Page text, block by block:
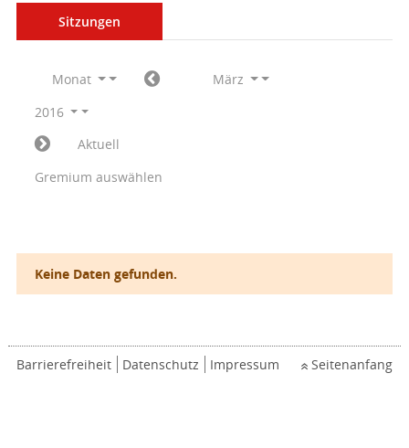
Sitzungen
Monat
März
2016
Aktuell
Gremium auswählen
Keine Daten gefunden.
Barrierefreiheit Datenschutz Impressum Seitenanfang